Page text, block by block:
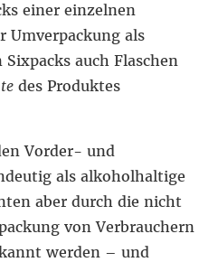
einer einzelnen
Umverpackung als
auch Flaschen
des Produktes
Vorder- und
als alkoholhaltige
aber durch die nicht
von Verbrauchern
werden – und